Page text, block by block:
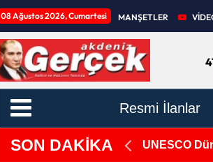
08 Ağustos 2026, Cumartesi MANŞETLER
Resmi İlanlar
SON DAKİKA UNESCO